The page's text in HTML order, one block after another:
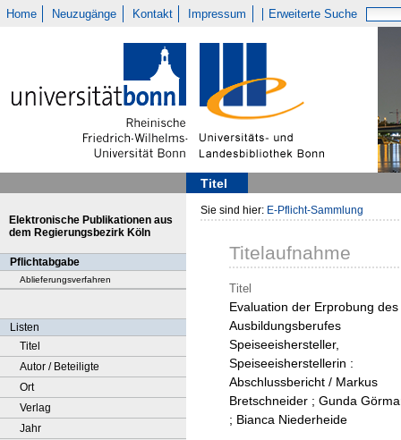
Home Neuzugänge Kontakt Impressum Erweiterte Suche
Titel
Elektronische Publikationen aus
dem Regierungsbezirk Köln
Pflichtabgabe
Ablieferungsverfahren
Listen
Titel
Autor / Beteiligte
Ort
Verlag
Jahr
Sie sind hier: E-Pflicht-Sammlung
Titelaufnahme
Titel
Evaluation der Erprobung des
Ausbildungsberufes
Speiseeishersteller,
Speiseeisherstellerin :
Abschlussbericht / Markus
Bretschneider ; Gunda
; Bianca Niederheide